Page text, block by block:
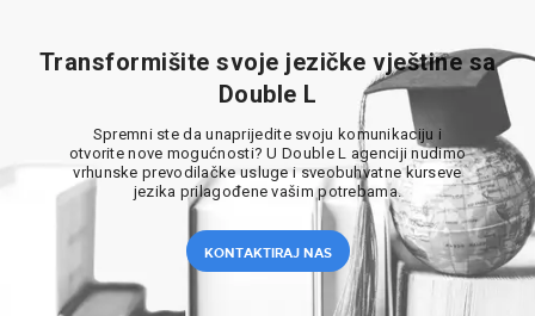
Transformišite svoje jezičke vještine sa
Double L
Spremni ste da unaprijedite svoju komunikaciju i
otvorite nove mogućnosti? U Double L agenciji nudimo
vrhunske prevodilačke usluge i sveobuhvatne kurseve
jezika prilagođene vašim potrebama.
KONTAKTIRAJ NAS